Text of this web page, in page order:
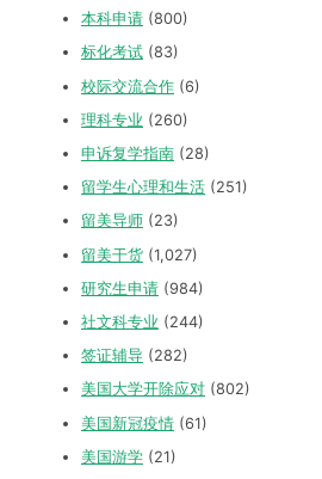
本科申请 (800)
标化考试 (83)
校际交流合作 (6)
理科专业 (260)
申诉复学指南 (28)
留学生心理和生活 (251)
留美导师 (23)
留美干货 (1,027)
研究生申请 (984)
社文科专业 (244)
签证辅导 (282)
美国大学开除应对 (802)
美国新冠疫情 (61)
美国游学 (21)